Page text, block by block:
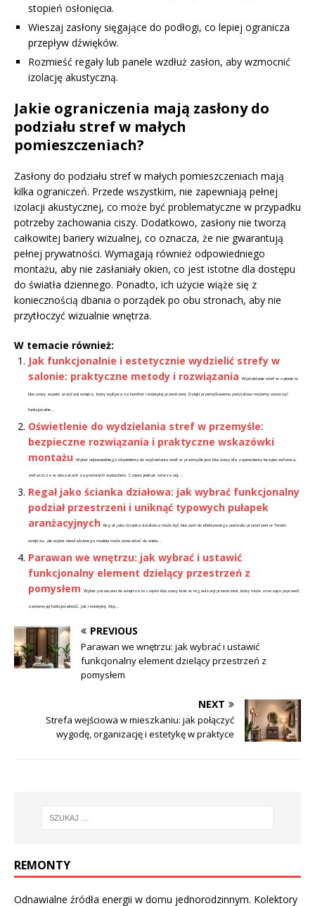
stopień osłonięcia.
Wieszaj zasłony sięgające do podłogi, co lepiej ogranicza
przepływ dźwięków.
Rozmieść regały lub panele wzdłuż zasłon, aby wzmocnić
izolację akustyczną.
Jakie ograniczenia mają zasłony do
podziału stref w małych
pomieszczeniach?
Zasłony do podziału stref w małych pomieszczeniach mają
kilka ograniczeń. Przede wszystkim, nie zapewniają pełnej
izolacji akustycznej, co może być problematyczne w przypadku
potrzeby zachowania ciszy. Dodatkowo, zasłony nie tworzą
całkowitej bariery wizualnej, co oznacza, że nie gwarantują
pełnej prywatności. Wymagają również odpowiedniego
montażu, aby nie zasłaniały okien, co jest istotne dla dostępu
do światła dziennego. Ponadto, ich użycie wiąże się z
koniecznością dbania o porządek po obu stronach, aby nie
przytłoczyć wizualnie wnętrza.
W temacie również:
Jak funkcjonalnie i estetycznie wydzielić strefy w
salonie: praktyczne metody i rozwiązania
Wydzielanie stref w salonie to
kluczowy aspekt aranżacji wnętrz, który wpływa na komfort i estetykę przestrzeni. Dzięki przemyślanemu podziałowi możemy stworzyć
funkcjonalne...
Oświetlenie do wydzielania stref w przemyśle:
bezpieczne rozwiązania i praktyczne wskazówki
montażu
Wybór odpowiedniego oświetlenia do wydzielania stref w przemyśle jest kluczowy dla zapewnienia bezpieczeństwa,
zwłaszcza w obszarach zagrożonych wybuchem. Często jednak zdarza się,...
Regał jako ścianka działowa: jak wybrać funkcjonalny
podział przestrzeni i uniknąć typowych pułapek
aranżacyjnych
Regał jako ścianka działowa może być kluczem do efektywnego podziału przestrzeni w Twoim
wnętrzu, ale wybór niewłaściwego modelu może prowadzić do wielu...
Parawan we wnętrzu: jak wybrać i ustawić
funkcjonalny element dzielący przestrzeń z
pomysłem
Wybór parawanu do wnętrza to często kluczowy krok w organizacji przestrzeni, który może znacząco poprawić
zarówno jej funkcjonalność, jak i estetykę. Aby...
PREVIOUS
Parawan we wnętrzu: jak wybrać i ustawić
funkcjonalny element dzielący przestrzeń z
pomysłem
NEXT
Strefa wejściowa w mieszkaniu: jak połączyć
wygodę, organizację i estetykę w praktyce
REMONTY
Odnawialne źródła energii w domu jednorodzinnym. Kolektory